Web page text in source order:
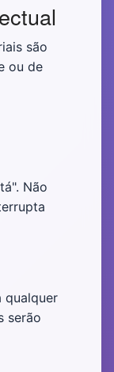
são
ou de
Não
qualquer
serão